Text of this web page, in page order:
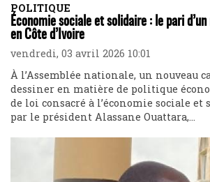
POLITIQUE
Économie sociale et solidaire : le pari
en Côte d’Ivoire
vendredi, 03 avril 2026 10:01
À l’Assemblée nationale, un nouveau
dessiner en matière de politique
de loi consacré à l’économie sociale et
par le président Alassane Ouattara,...